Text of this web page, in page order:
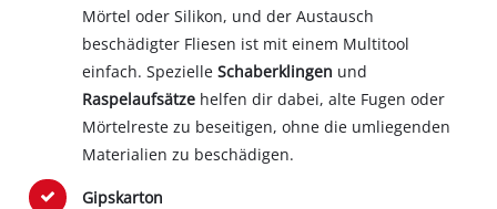
Mörtel oder Silikon, und der Austausch
beschädigter Fliesen ist mit einem Multitool
einfach. Spezielle Schaberklingen und
Raspelaufsätzehelfen dir dabei, alte Fugen oder
Mörtelreste zu beseitigen, ohne die umliegenden
Materialien zu beschädigen.
Gipskarton